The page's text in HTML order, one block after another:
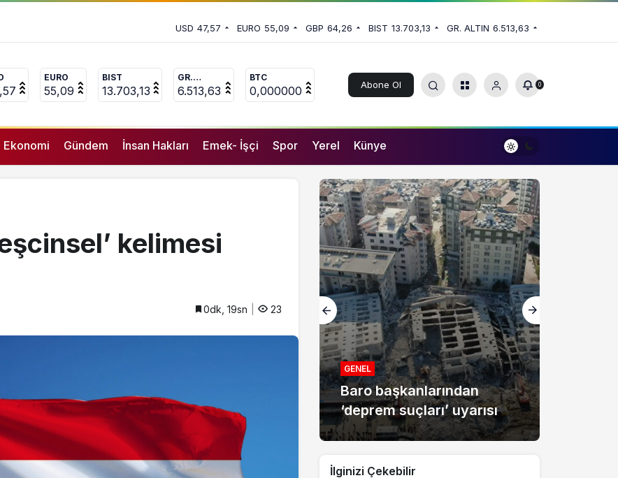
USD 47,57 EURO 55,09 GBP 64,26 BIST 13.703,13 GR. ALTIN 6.513,63
EURO
55,09
BIST
13.703,13
GR.
ALTIN
6.513,63
BTC
0,000000 Abone Ol 0
Ekonomi Gündem İnsan Hakları Emek- İşçi Spor Yerel Künye
kelimesi
0dk, 19sn 23
İstifa eden Mersin vekili
ifade vermez”
GENEL
Baro başkanlarından
‘deprem suçları’ uyarısı
İlginizi Çekebilir
başladı